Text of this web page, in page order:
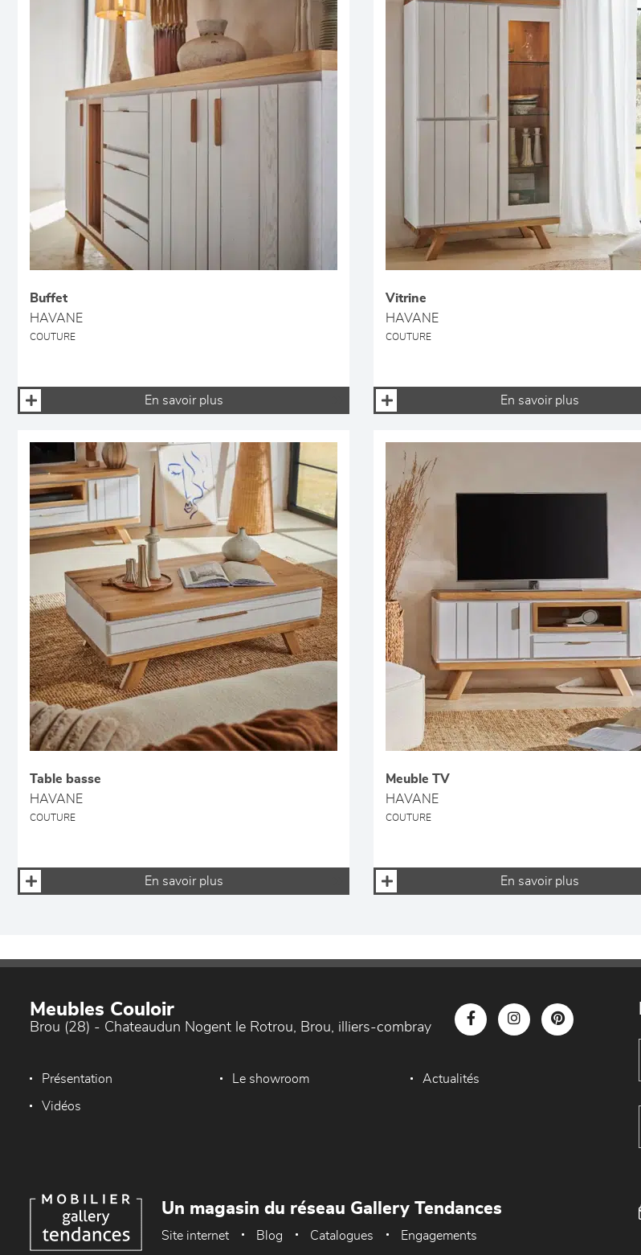
Buffet
HAVANE
COUTURE
En savoir plus
Vitrine
HAVANE
COUTURE
En savoir plus
Table basse
HAVANE
COUTURE
En savoir plus
Meuble TV
HAVANE
COUTURE
En savoir plus
Meubles Couloir
Brou (28) - Chateaudun Nogent le Rotrou, Brou, illiers-combray
Présentation Le showroom Actualités
Vidéos
Un magasin du réseau Gallery Tendances
Site internet Blog Catalogues Engagements